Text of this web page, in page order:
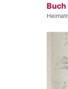
Buch